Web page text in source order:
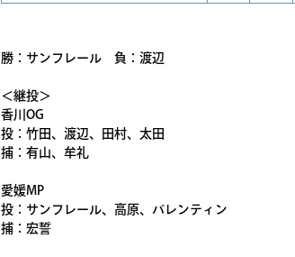
勝：サンフレール 負：渡辺
＜継投＞
香川OG
投：竹田、渡辺、田村、太田
捕：有山、牟礼
愛媛MP
投：サンフレール、高原、バレンティン
捕：宏誓